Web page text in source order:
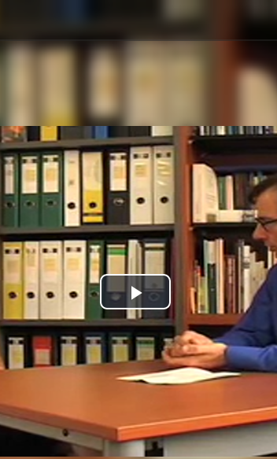
Play
Video